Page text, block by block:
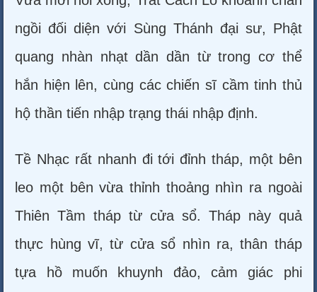
ngồi đối diện với Sùng Thánh đại sư, Phật
quang nhàn nhạt dần dần từ trong cơ thể
hắn hiện lên, cùng các chiến sĩ cầm tinh thủ
hộ thần tiến nhập trạng thái nhập định.
Tề Nhạc rất nhanh đi tới đỉnh tháp, một bên
leo một bên vừa thỉnh thoảng nhìn ra ngoài
Thiên Tầm tháp từ cửa sổ. Tháp này quả
thực hùng vĩ, từ cửa sổ nhìn ra, thân tháp
tựa hồ muốn khuynh đảo, cảm giác phi